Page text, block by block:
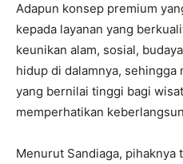
Adapun konsep premium
kepada layanan yang
keunikan alam, sosial,
hidup di dalamnya, sehingga
yang bernilai tinggi bagi
memperhatikan
Menurut Sandiaga,